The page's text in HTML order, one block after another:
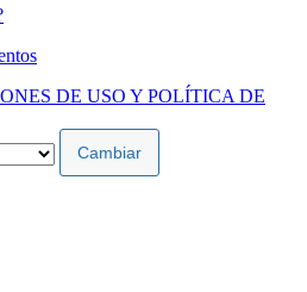
DE USO Y POLÍTICA DE